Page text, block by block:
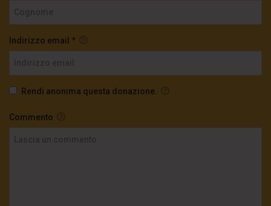
Indirizzo email *
Rendi anonima questa donazione.
Commento